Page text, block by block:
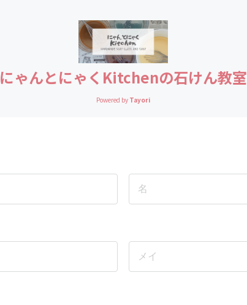
にゃんとにゃくKitchenの石けん教室
Powered by Tayori